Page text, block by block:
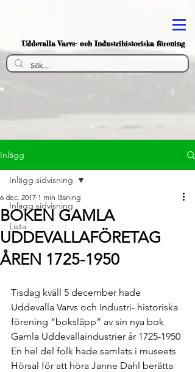
Uddevalla Varvs- och Industrihistoriska förening
Inlägg
Inlägg sidvisning
Lista
Inlägg sidvisning
BOKEN GAMLA
UDDEVALLAFÖRETAG
ÅREN 1725-1950
6 dec. 2017 1 min läsning
Tisdag kväll 5 december hade
Uddevalla Varvs och Industri- historiska
förening ”boksläpp” av sin nya bok
Gamla Uddevallaindustrier år 1725-1950
En hel del folk hade samlats i museets
Hörsal för att höra Janne Dahl berätta